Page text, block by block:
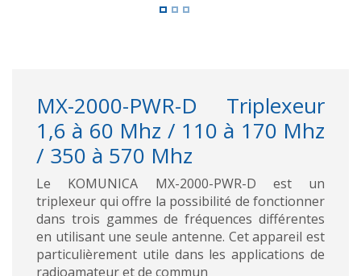
MX-2000-PWR-D Triplexeur
1,6 à 60 Mhz / 110 à 170 Mhz
/ 350 à 570 Mhz
Le KOMUNICA MX-2000-PWR-D est un
triplexeur qui offre la possibilité de fonctionner
dans trois gammes de fréquences différentes
en utilisant une seule antenne. Cet appareil est
particulièrement utile dans les applications de
radioamateur et de commun